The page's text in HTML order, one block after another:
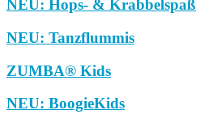
NEU: Hops- & Krabbelspaß
NEU: Tanzflummis
ZUMBA® Kids
NEU: BoogieKids